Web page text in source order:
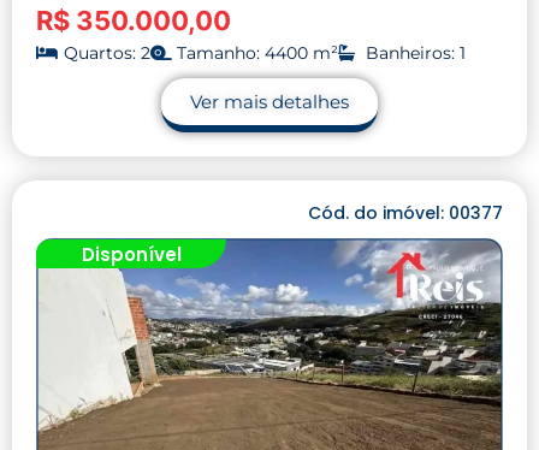
R$ 350.000,00
Quartos: 2 Tamanho: 4400 m² Banheiros: 1
Ver mais detalhes
Cód. do imóvel: 00377
Disponível